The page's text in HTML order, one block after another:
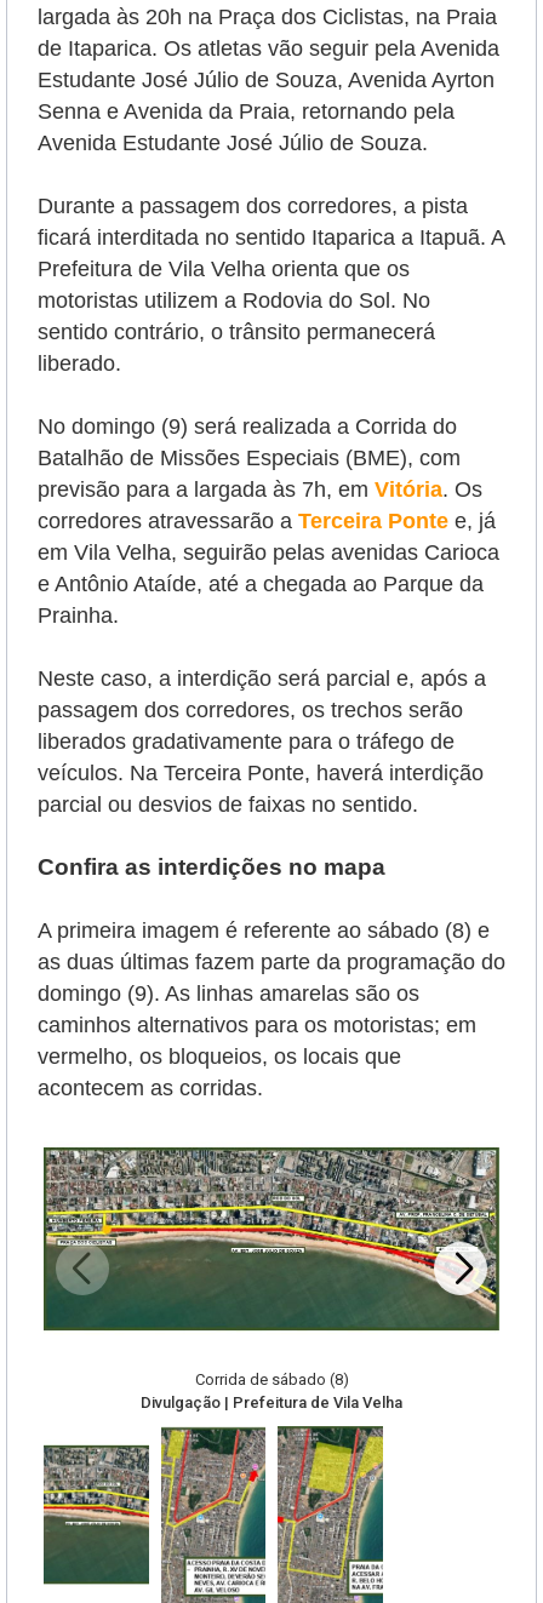
largada às 20h na Praça dos Ciclistas, na Praia
de Itaparica. Os atletas vão seguir pela Avenida
Estudante José Júlio de Souza, Avenida Ayrton
Senna e Avenida da Praia, retornando pela
Avenida Estudante José Júlio de Souza.
Durante a passagem dos corredores, a pista
ficará interditada no sentido Itaparica a Itapuã. A
Prefeitura de Vila Velha orienta que os
motoristas utilizem a Rodovia do Sol. No
sentido contrário, o trânsito permanecerá
liberado.
No domingo (9) será realizada a Corrida do
Batalhão de Missões Especiais (BME), com
previsão para a largada às 7h, em Vitória. Os
corredores atravessarão a Terceira Ponte e, já
em Vila Velha, seguirão pelas avenidas Carioca
e Antônio Ataíde, até a chegada ao Parque da
Prainha.
Neste caso, a interdição será parcial e, após a
passagem dos corredores, os trechos serão
liberados gradativamente para o tráfego de
veículos. Na Terceira Ponte, haverá interdição
parcial ou desvios de faixas no sentido.
Confira as interdições no mapa
A primeira imagem é referente ao sábado (8) e
as duas últimas fazem parte da programação do
domingo (9). As linhas amarelas são os
caminhos alternativos para os motoristas; em
vermelho, os bloqueios, os locais que
acontecem as corridas.
Corrida de sábado (8)
Divulgação | Prefeitura de Vila Velha